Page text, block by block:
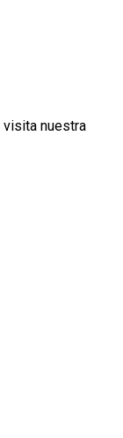
visita nuestra